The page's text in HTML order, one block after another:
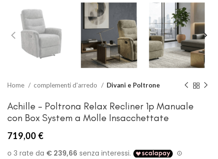
Home complementi d'arredo Divani e Poltrone
Achille – Poltrona Relax Recliner 1p Manuale
con Box System a Molle Insacchettate
719,00 €